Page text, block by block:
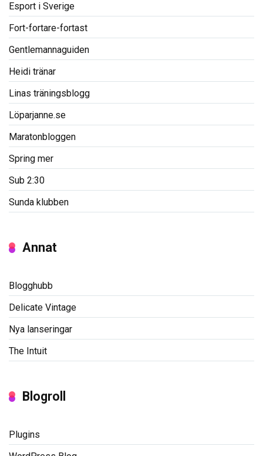
Esport i Sverige
Fort-fortare-fortast
Gentlemannaguiden
Heidi tränar
Linas träningsblogg
Löparjanne.se
Maratonbloggen
Spring mer
Sub 2:30
Sunda klubben
Annat
Blogghubb
Delicate Vintage
Nya lanseringar
The Intuit
Blogroll
Plugins